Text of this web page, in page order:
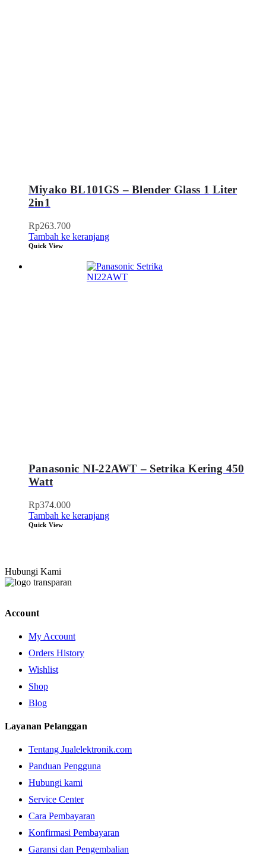
Miyako BL101GS – Blender Glass 1 Liter
2in1
Rp263.700
Tambah ke keranjang
Quick View
Panasonic NI-22AWT – Setrika Kering 450
Watt
Rp374.000
Tambah ke keranjang
Quick View
Hubungi Kami
Account
My Account
Orders History
Wishlist
Shop
Blog
Layanan Pelanggan
Tentang Jualelektronik.com
Panduan Pengguna
Hubungi kami
Service Center
Cara Pembayaran
Konfirmasi Pembayaran
Garansi dan Pengembalian